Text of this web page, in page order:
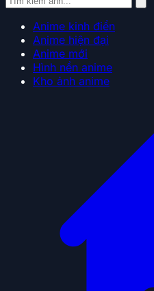
Anime kinh điển
Anime hiện đại
Anime mới
Hình nền anime
Kho ảnh anime